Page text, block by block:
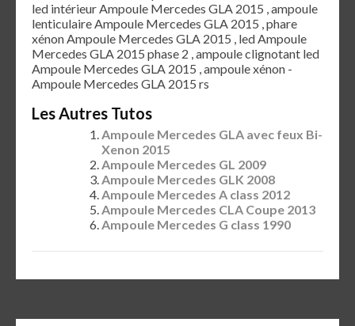
led intérieur Ampoule Mercedes GLA 2015 , ampoule
lenticulaire Ampoule Mercedes GLA 2015 , phare
xénon Ampoule Mercedes GLA 2015 , led Ampoule
Mercedes GLA 2015 phase 2 , ampoule clignotant led
Ampoule Mercedes GLA 2015 , ampoule xénon -
Ampoule Mercedes GLA 2015 rs
Les Autres Tutos
Ampoule Mercedes GLA avec feux Bi-
Xenon 2015
Ampoule Mercedes GL 2009
Ampoule Mercedes GLK 2008
Ampoule Mercedes A class 2012
Ampoule Mercedes CLA Coupe 2013
Ampoule Mercedes G class 1990